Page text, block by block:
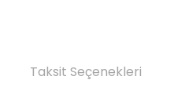
Taksit Seçenekleri